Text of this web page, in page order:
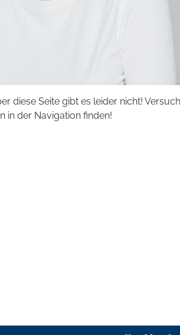
diese Seite gibt es leider nicht!
in der Navigation finden!